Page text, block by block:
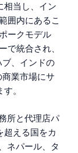
相当し、イン
囲内にあるこ
ークモデル
で統合され、
、インドの
業市場にサ
。
所と代理店パ
超える国をカ
ネパール、タ